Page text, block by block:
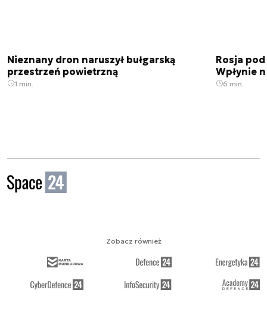
Nieznany dron naruszył bułgarską
przestrzeń powietrzną
1 min.
Rosja
Wpłynie
6 min.
Zobacz również